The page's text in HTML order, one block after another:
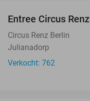
Entree Circus
Circus Renz Berlin
Julianadorp
Verkocht: 762